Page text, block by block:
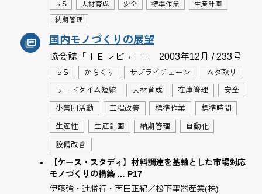
５S 人材育成 安全 標準作業 生産計画
納期管理
国内モノづくりの展望
協会誌「ＩＥレビュー」 2003年12月 / 233号
５S からくり サプライチェーン ムダ取り
リードタイム短縮 人材育成 在庫管理 安全
小集団活動 工程改善 標準作業 標準時間
生産性 生産計画 納期管理 自動化
設備改善
【ケース・スタディ】材料調達を基軸とした市場対応
モノづくりの構築 … P17
伊藤強・辻勝行・面田正紀／松下電器産業(株)